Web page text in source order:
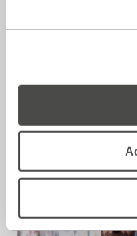
Lectio di Haim
Musica